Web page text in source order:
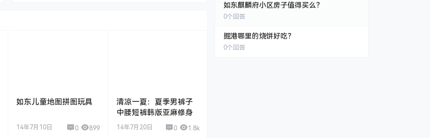
如东儿童地图拼图玩具
14年7月10日 0 899
清凉一夏：夏季男裤子
中腰短裤韩版亚麻修身
14年7月20日 0 1.8k
如东麒麟府小区房子值得买么？
0个回答
掘港哪里的烧饼好吃？
0个回答